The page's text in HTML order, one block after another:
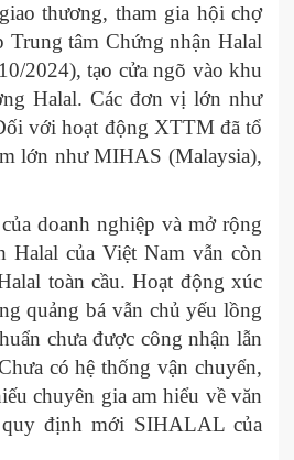
thương, tham gia hội chợ
Trung tâm Chứng nhận Halal
2024), tạo cửa ngõ vào khu
Halal. Các đơn vị lớn như
với hoạt động XTTM đã tổ
lớn như MIHAS (Malaysia),
doanh nghiệp và mở rộng
Halal của Việt Nam vẫn còn
toàn cầu. Hoạt động xúc
quảng bá vẫn chủ yếu lồng
chưa được công nhận lẫn
có hệ thống vận chuyển,
chuyên gia am hiểu về văn
định mới SIHALAL của